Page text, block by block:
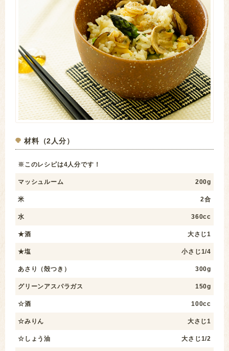
材料（2人分）
※このレシピは4人分です！
マッシュルーム 200g
米 2合
水 360cc
★酒 大さじ1
★塩 小さじ1/4
あさり（殻つき） 300g
グリーンアスパラガス 150g
☆酒 100cc
☆みりん 大さじ1
☆しょう油 大さじ1/2